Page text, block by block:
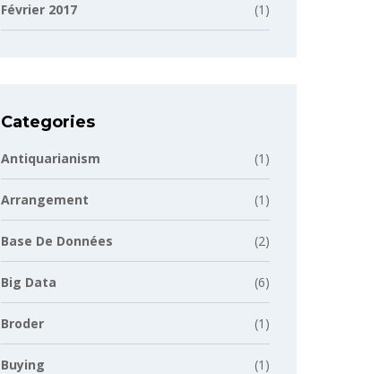
Février 2017 (1)
Categories
Antiquarianism (1)
Arrangement (1)
Base De Données (2)
Big Data (6)
Broder (1)
Buying (1)